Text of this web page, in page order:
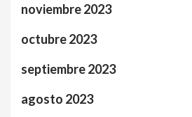
noviembre 2023
octubre 2023
septiembre 2023
agosto 2023